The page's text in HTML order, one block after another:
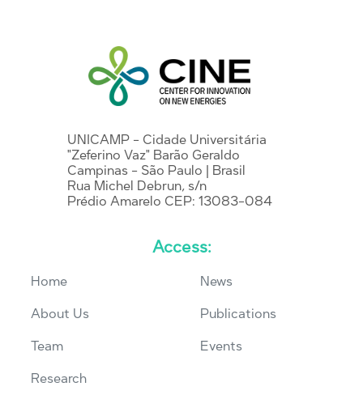
UNICAMP - Cidade Universitária
"Zeferino Vaz" Barão Geraldo
Campinas - São Paulo | Brasil
Rua Michel Debrun, s/n
Prédio Amarelo CEP: 13083-084
Access:
Home
About Us
Team
Research
News
Publications
Events